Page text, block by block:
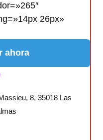
26px»
ahora
8, 35018 Las